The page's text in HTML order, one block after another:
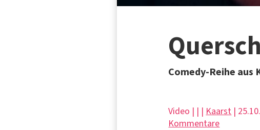
Comedy-Reihe aus
Video | | | Kaarst |
Kommentare